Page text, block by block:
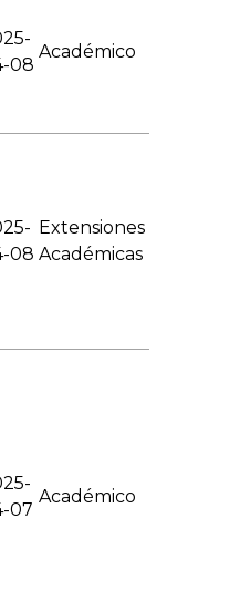
08
Académico
08
Extensiones
Académicas
07
Académico